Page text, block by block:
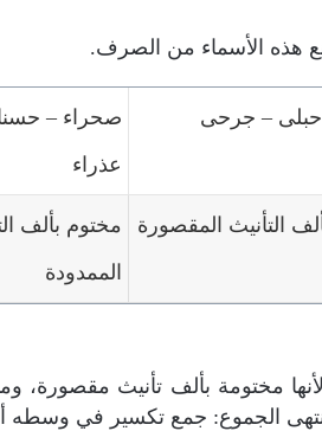
هذه الأسماء من الصرف.
– جرحى
صحراء –
عذراء
التأنيث المقصورة
مختوم بألف
الممدودة
مختومة بألف تأنيث مقصورة،
الجموع: جمع تكسير في وسطه